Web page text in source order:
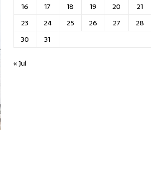
16
17 18 19 20 21
23
24 25 26 27 28
30
31
« Jul